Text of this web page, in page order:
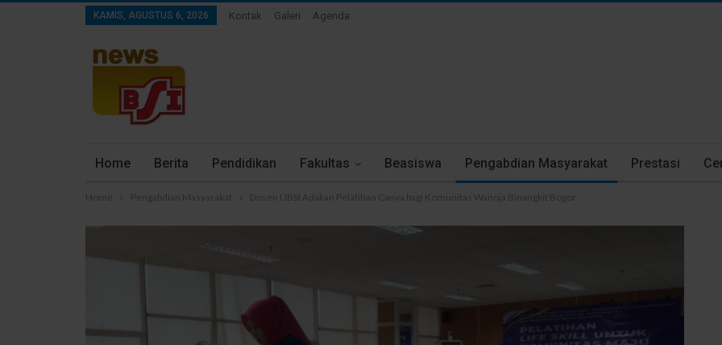
KAMIS, AGUSTUS 6, 2026 Kontak Galeri Agenda
Home Berita Pendidikan Fakultas Beasiswa Pengabdian Masyarakat Prestasi
Home Pengabdian Masyarakat Dosen UBSI Adakan Pelatihan Canva bagi Komunitas Wanoja Binangkit Bogor